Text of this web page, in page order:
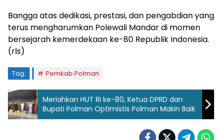
Bangga atas dedikasi, prestasi, dan pengabdian yang
terus mengharumkan Polewali Mandar di momen
bersejarah kemerdekaan ke-80 Republik Indonesia.
(rls)
Tag: Pemkab Polman
Meriahkan HUT RI ke-80, Ketua DPRD dan
Bupati Polman Optimistis Polman Makin Baik